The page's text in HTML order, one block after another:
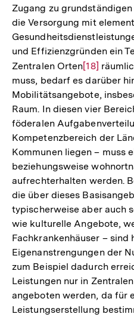
Zugang zu
die Versorgung mit
und Effizienzgründen ein
Zentralen OrtenZur
Auflösung
der
Fußnote
[18]
muss, bedarf es darüber
Mobilitätsangebote,
Raum. In diesen vier
föderalen
Kompetenzbereich der
Kommunen liegen – muss
beziehungsweise
aufrechterhalten werden.
die über dieses
typischerweise aber auch
wie kulturelle Angebote,
Fachkrankenhäuser – sind
Eigenanstrengungen der
zum Beispiel dadurch
Leistungen nur in
angeboten werden, da für
Leistungserstellung